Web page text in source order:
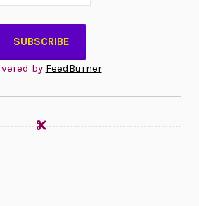
by FeedBurner